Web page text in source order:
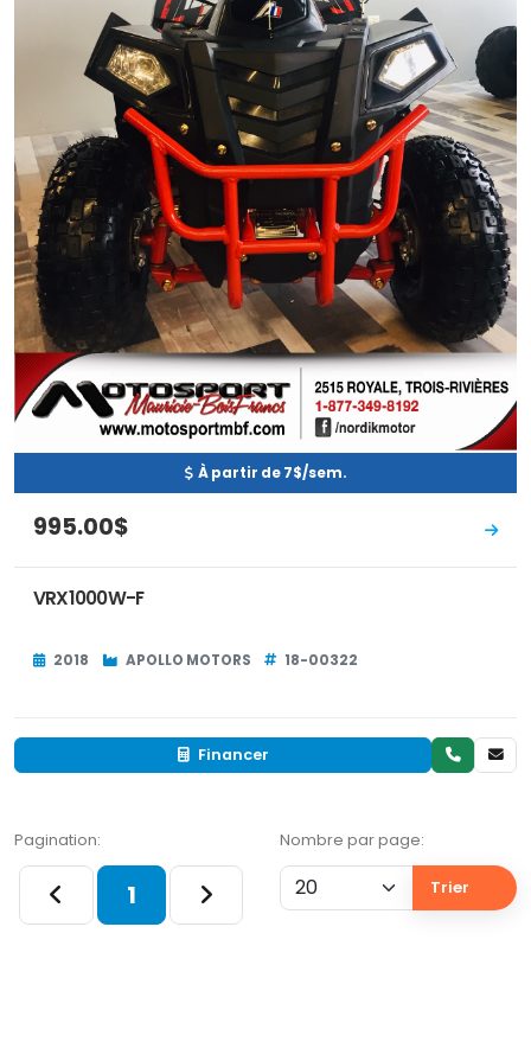
À partir de 7$/sem.
995.00$
VRX1000W-F
2018 APOLLO MOTORS 18-00322
Financer
Pagination:
1
Nombre par page:
Trier